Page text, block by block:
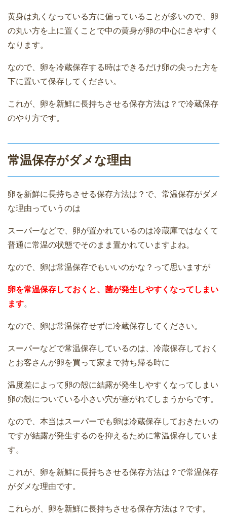
黄身は丸くなっている方に偏っていることが多いので、卵
の丸い方を上に置くことで中の黄身が卵の中心にきやすく
なります。
なので、卵を冷蔵保存する時はできるだけ卵の尖った方を
下に置いて保存してください。
これが、卵を新鮮に長持ちさせる保存方法は？で冷蔵保存
のやり方です。
常温保存がダメな理由
卵を新鮮に長持ちさせる保存方法は？で、常温保存がダメ
な理由っていうのは
スーパーなどで、卵が置かれているのは冷蔵庫ではなくて
普通に常温の状態でそのまま置かれていますよね。
なので、卵は常温保存でもいいのかな？って思いますが
卵を常温保存しておくと、菌が発生しやすくなってしまい
ます。
なので、卵は常温保存せずに冷蔵保存してください。
スーパーなどで常温保存しているのは、冷蔵保存しておく
とお客さんが卵を買って家まで持ち帰る時に
温度差によって卵の殻に結露が発生しやすくなってしまい
卵の殻についている小さい穴が塞がれてしまうからです。
なので、本当はスーパーでも卵は冷蔵保存しておきたいの
ですが結露が発生するのを抑えるために常温保存していま
す。
これが、卵を新鮮に長持ちさせる保存方法は？で常温保存
がダメな理由です。
これらが、卵を新鮮に長持ちさせる保存方法は？です。